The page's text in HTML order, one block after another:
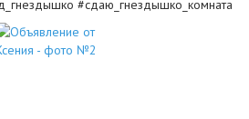
#сдаю_гнездышко_комната